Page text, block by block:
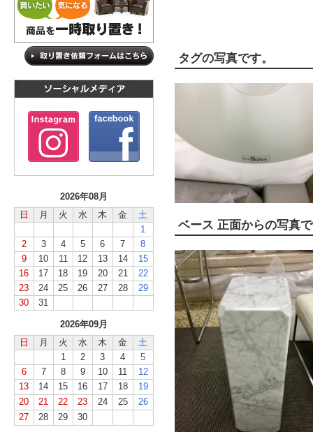
2026年08月
日
月 火 水 木 金
土
1
2
3 4 5 6 7
8
9
10 11 12 13 14
15
16
17 18 19 20 21
22
23
24 25 26 27 28
29
30
31
2026年09月
日
月 火 水 木 金
土
1
2 3 4
5
6
7 8 9 10 11
12
13
14 15 16 17 18
19
20
21 22 23 24 25
26
27
28 29 30
タグの写真です。
ベース 正面からの写真